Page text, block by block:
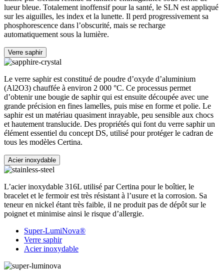
lueur bleue. Totalement inoffensif pour la santé, le SLN est appliqué
sur les aiguilles, les index et la lunette. Il perd progressivement sa
phosphorescence dans l’obscurité, mais se recharge
automatiquement sous la lumière.
Verre saphir
Le verre saphir est constitué de poudre d’oxyde d’aluminium
(Al2O3) chauffée à environ 2 000 °C. Ce processus permet
d’obtenir une bougie de saphir qui est ensuite découpée avec une
grande précision en fines lamelles, puis mise en forme et polie. Le
saphir est un matériau quasiment inrayable, peu sensible aux chocs
et hautement translucide. Des propriétés qui font du verre saphir un
élément essentiel du concept DS, utilisé pour protéger le cadran de
tous les modèles Certina.
Acier inoxydable
L’acier inoxydable 316L utilisé par Certina pour le boîtier, le
bracelet et le fermoir est très résistant à l’usure et la corrosion. Sa
teneur en nickel étant très faible, il ne produit pas de dépôt sur le
poignet et minimise ainsi le risque d’allergie.
Super-LumiNova®
Verre saphir
Acier inoxydable